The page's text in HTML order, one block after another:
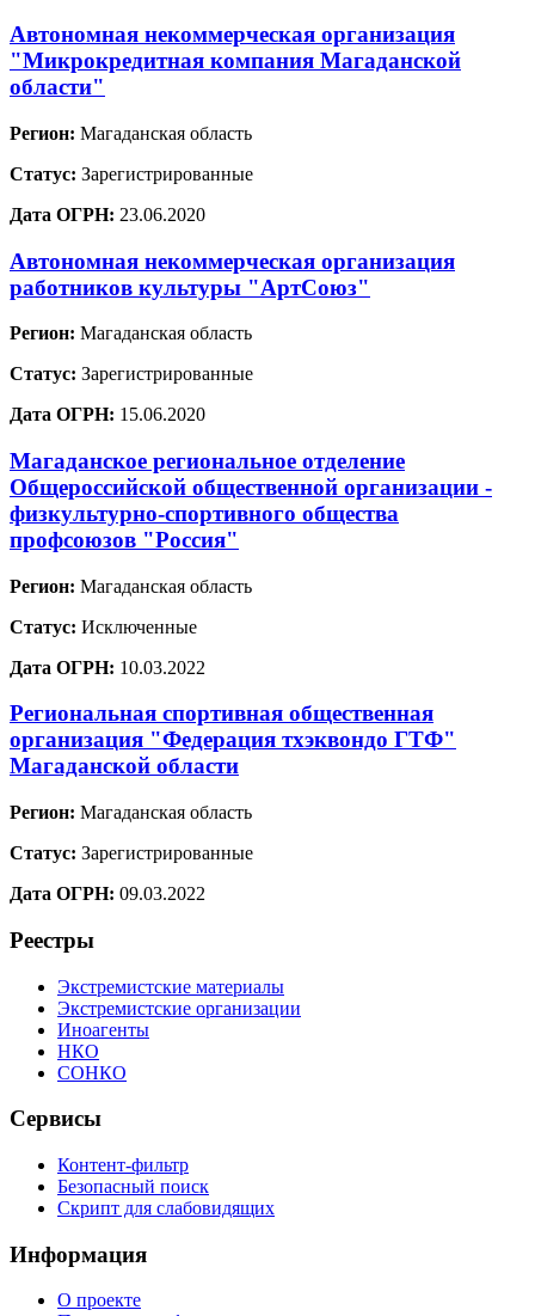
Автономная некоммерческая организация
"Микрокредитная компания Магаданской
области"
Регион: Магаданская область
Статус: Зарегистрированные
Дата ОГРН: 23.06.2020
Автономная некоммерческая организация
работников культуры "АртСоюз"
Регион: Магаданская область
Статус: Зарегистрированные
Дата ОГРН: 15.06.2020
Магаданское региональное отделение
Общероссийской общественной организации -
физкультурно-спортивного общества
профсоюзов "Россия"
Регион: Магаданская область
Статус: Исключенные
Дата ОГРН: 10.03.2022
Региональная спортивная общественная
организация "Федерация тхэквондо ГТФ"
Магаданской области
Регион: Магаданская область
Статус: Зарегистрированные
Дата ОГРН: 09.03.2022
Реестры
Экстремистские материалы
Экстремистские организации
Иноагенты
НКО
СОНКО
Сервисы
Контент-фильтр
Безопасный поиск
Скрипт для слабовидящих
Информация
О проекте